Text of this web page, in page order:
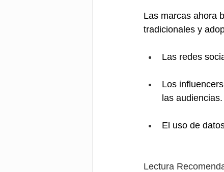
Las marcas ahora
tradicionales y
Las redes
Los
las audiencias.
El uso de
Lectura